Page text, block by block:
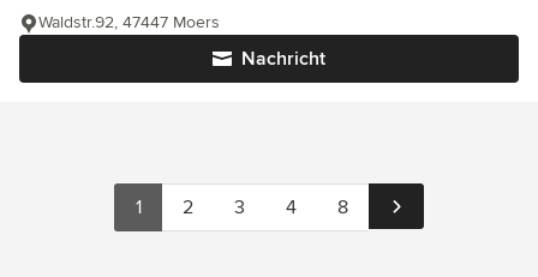
Nachricht
Waldstr.92, 47447 Moers
1 2 3 4 8